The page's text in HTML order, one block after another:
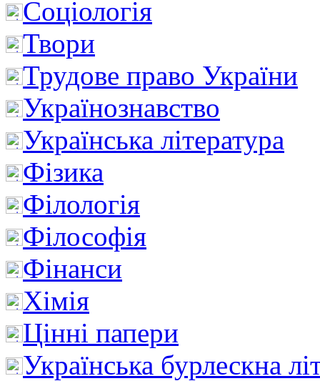
Соціологія
Твори
Трудове право України
Українознавство
Українська література
Фізика
Філологія
Філософія
Фінанси
Хімія
Цінні папери
Українська бурлескна